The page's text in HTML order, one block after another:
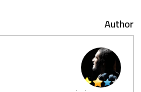
Author